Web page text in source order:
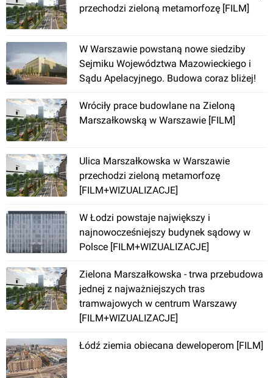
Łódź, Frańciszkańska
(przebudowa)
Warszawa, Marszałkowska
Siedziba Sądów Rejonowych w Łodzi
przechodzi zieloną metamorfozę [FILM]
W Warszawie powstaną nowe siedziby
Sejmiku Województwa Mazowieckiego i
Sądu Apelacyjnego. Budowa coraz bliżej!
Wróciły prace budowlane na Zieloną
Marszałkowską w Warszawie [FILM]
Ulica Marszałkowska w Warszawie
przechodzi zieloną metamorfozę
[FILM+WIZUALIZACJE]
W Łodzi powstaje największy i
najnowocześniejszy budynek sądowy w
Polsce [FILM+WIZUALIZACJE]
Zielona Marszałkowska - trwa przebudowa
jednej z najważniejszych tras
tramwajowych w centrum Warszawy
[FILM+WIZUALIZACJE]
Łódź ziemia obiecana deweloperom [FILM]